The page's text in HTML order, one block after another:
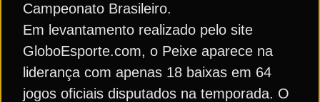
Campeonato Brasileiro.
Em levantamento realizado pelo site
GloboEsporte.com, o Peixe aparece na
liderança com apenas 18 baixas em 64
jogos oficiais disputados na temporada. O